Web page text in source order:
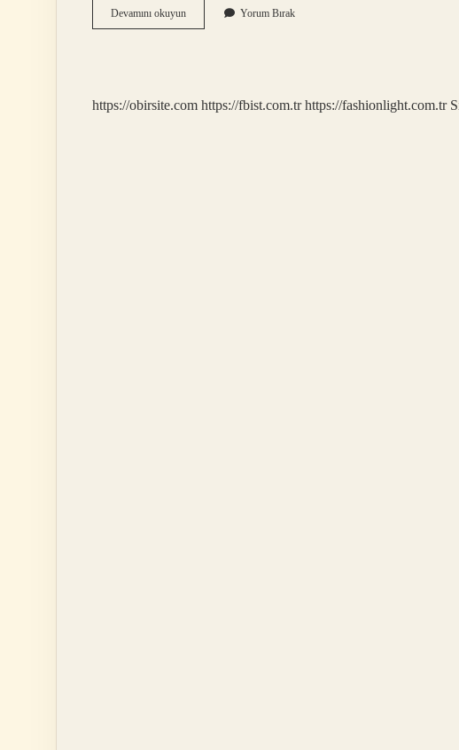
Devamını okuyunDünyaca
Ünlü
Yorum Bırak
https://obirsite.com https://fbist.com.tr https://fashionlight.com.tr